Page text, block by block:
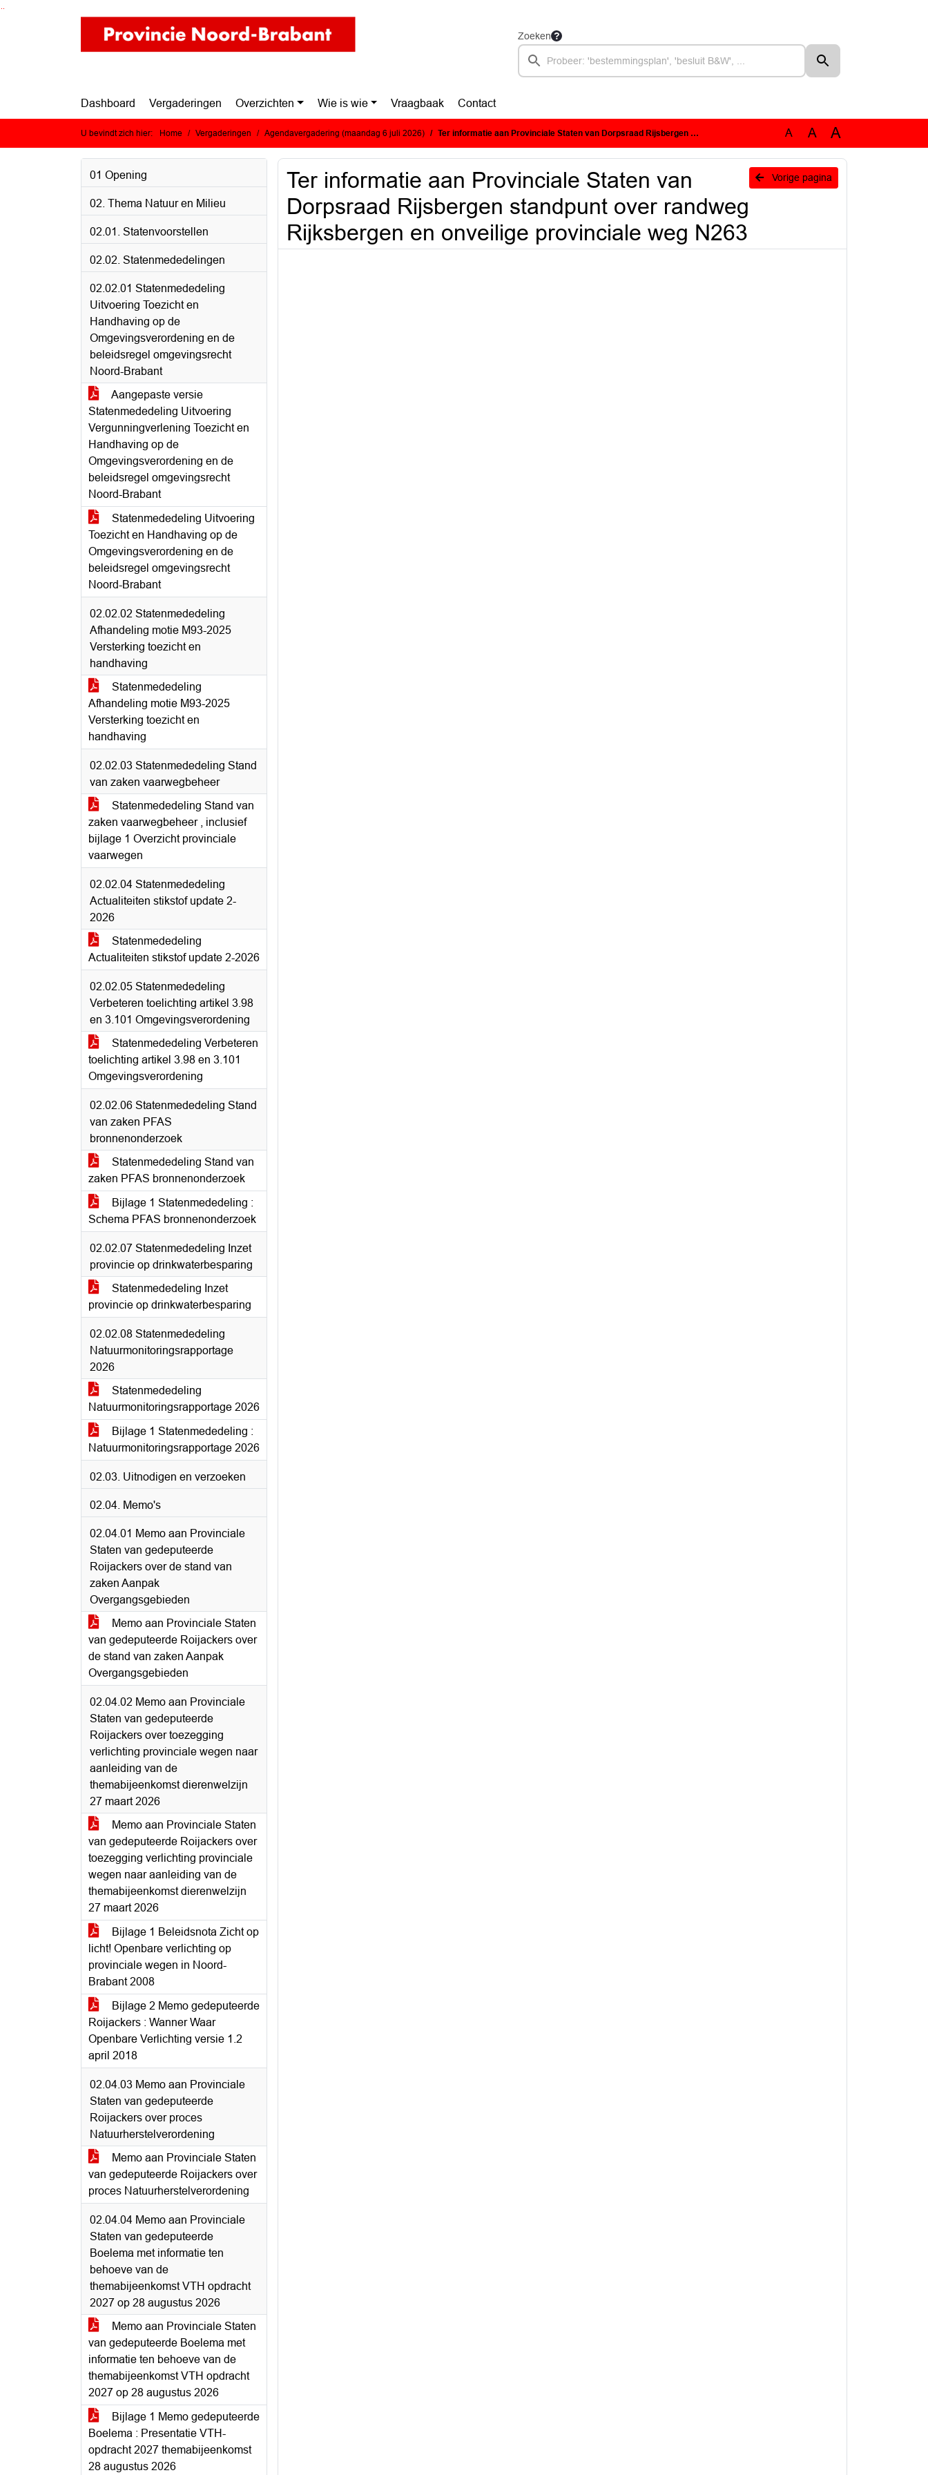
Ga naar de inhoud van deze pagina
Ga naar het zoeken
Ga naar het menu
Zoeken
Dashboard Vergaderingen Overzichten Wie is wie Vraagbaak Contact
U bevindt zich hier: Home Vergaderingen Agendavergadering (maandag 6 juli 2026) Ter informatie aan Provinciale Staten van Dorpsraad Rijsbergen standpunt over randweg Rijksbergen en onveilige provinciale weg N263 A A A
01 Opening
02. Thema Natuur en Milieu
02.01. Statenvoorstellen
02.02. Statenmededelingen
02.02.01 Statenmededeling
Uitvoering Toezicht en
Handhaving op de
Omgevingsverordening en de
beleidsregel omgevingsrecht
Noord-Brabant
Aangepaste versie
Statenmededeling Uitvoering
Vergunningverlening Toezicht en
Handhaving op de
Omgevingsverordening en de
beleidsregel omgevingsrecht
Noord-Brabant
Statenmededeling Uitvoering
Toezicht en Handhaving op de
Omgevingsverordening en de
beleidsregel omgevingsrecht
Noord-Brabant
02.02.02 Statenmededeling
Afhandeling motie M93-2025
Versterking toezicht en
handhaving
Statenmededeling
Afhandeling motie M93-2025
Versterking toezicht en
handhaving
02.02.03 Statenmededeling Stand
van zaken vaarwegbeheer
Statenmededeling Stand van
zaken vaarwegbeheer , inclusief
bijlage 1 Overzicht provinciale
vaarwegen
02.02.04 Statenmededeling
Actualiteiten stikstof update 2-
2026
Statenmededeling
Actualiteiten stikstof update 2-2026
02.02.05 Statenmededeling
Verbeteren toelichting artikel 3.98
en 3.101 Omgevingsverordening
Statenmededeling Verbeteren
toelichting artikel 3.98 en 3.101
Omgevingsverordening
02.02.06 Statenmededeling Stand
van zaken PFAS
bronnenonderzoek
Statenmededeling Stand van
zaken PFAS bronnenonderzoek
Bijlage 1 Statenmededeling :
Schema PFAS bronnenonderzoek
02.02.07 Statenmededeling Inzet
provincie op drinkwaterbesparing
Statenmededeling Inzet
provincie op drinkwaterbesparing
02.02.08 Statenmededeling
Natuurmonitoringsrapportage
2026
Statenmededeling
Natuurmonitoringsrapportage 2026
Bijlage 1 Statenmededeling :
Natuurmonitoringsrapportage 2026
02.03. Uitnodigen en verzoeken
02.04. Memo's
02.04.01 Memo aan Provinciale
Staten van gedeputeerde
Roijackers over de stand van
zaken Aanpak
Overgangsgebieden
Memo aan Provinciale Staten
van gedeputeerde Roijackers over
de stand van zaken Aanpak
Overgangsgebieden
02.04.02 Memo aan Provinciale
Staten van gedeputeerde
Roijackers over toezegging
verlichting provinciale wegen naar
aanleiding van de
themabijeenkomst dierenwelzijn
27 maart 2026
Memo aan Provinciale Staten
van gedeputeerde Roijackers over
toezegging verlichting provinciale
wegen naar aanleiding van de
themabijeenkomst dierenwelzijn
27 maart 2026
Bijlage 1 Beleidsnota Zicht op
licht! Openbare verlichting op
provinciale wegen in Noord-
Brabant 2008
Bijlage 2 Memo gedeputeerde
Roijackers : Wanner Waar
Openbare Verlichting versie 1.2
april 2018
02.04.03 Memo aan Provinciale
Staten van gedeputeerde
Roijackers over proces
Natuurherstelverordening
Memo aan Provinciale Staten
van gedeputeerde Roijackers over
proces Natuurherstelverordening
02.04.04 Memo aan Provinciale
Staten van gedeputeerde
Boelema met informatie ten
behoeve van de
themabijeenkomst VTH opdracht
2027 op 28 augustus 2026
Memo aan Provinciale Staten
van gedeputeerde Boelema met
informatie ten behoeve van de
themabijeenkomst VTH opdracht
2027 op 28 augustus 2026
Bijlage 1 Memo gedeputeerde
Boelema : Presentatie VTH-
opdracht 2027 themabijeenkomst
28 augustus 2026
Vorige pagina
Ter informatie aan Provinciale Staten van
Dorpsraad Rijsbergen standpunt over randweg
Rijksbergen en onveilige provinciale weg N263